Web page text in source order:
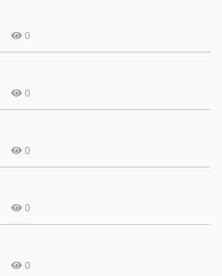
0
0
0
0
0